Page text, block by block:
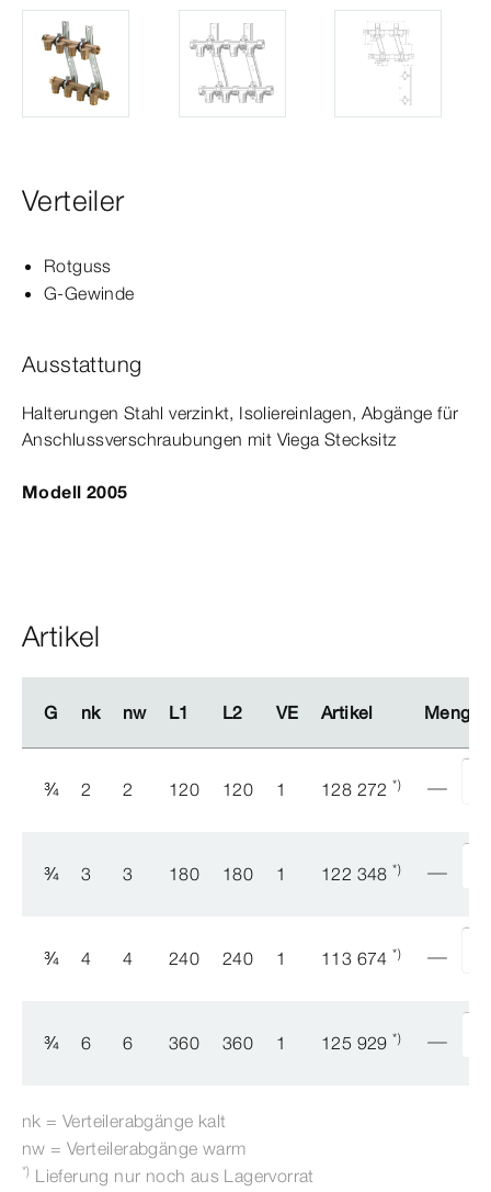
Verteiler
Rotguss
G-​Gewinde
Ausstattung
Halterungen Stahl verzinkt, Isoliereinlagen, Abgänge für
Anschlussverschraubungen mit Viega Stecksitz
Modell 2005
Artikel
G nk nw L1 L2 VE Artikel Menge
G nk nw L1 L2 VE Artikel Menge
¾ 2 2 120 120 1 128 272*)
¾ 3 3 180 180 1 122 348*)
¾ 4 4 240 240 1 113 674*)
¾ 6 6 360 360 1 125 929*)
nk = Verteilerabgänge kalt
nw = Verteilerabgänge warm
*) Lieferung nur noch aus Lagervorrat